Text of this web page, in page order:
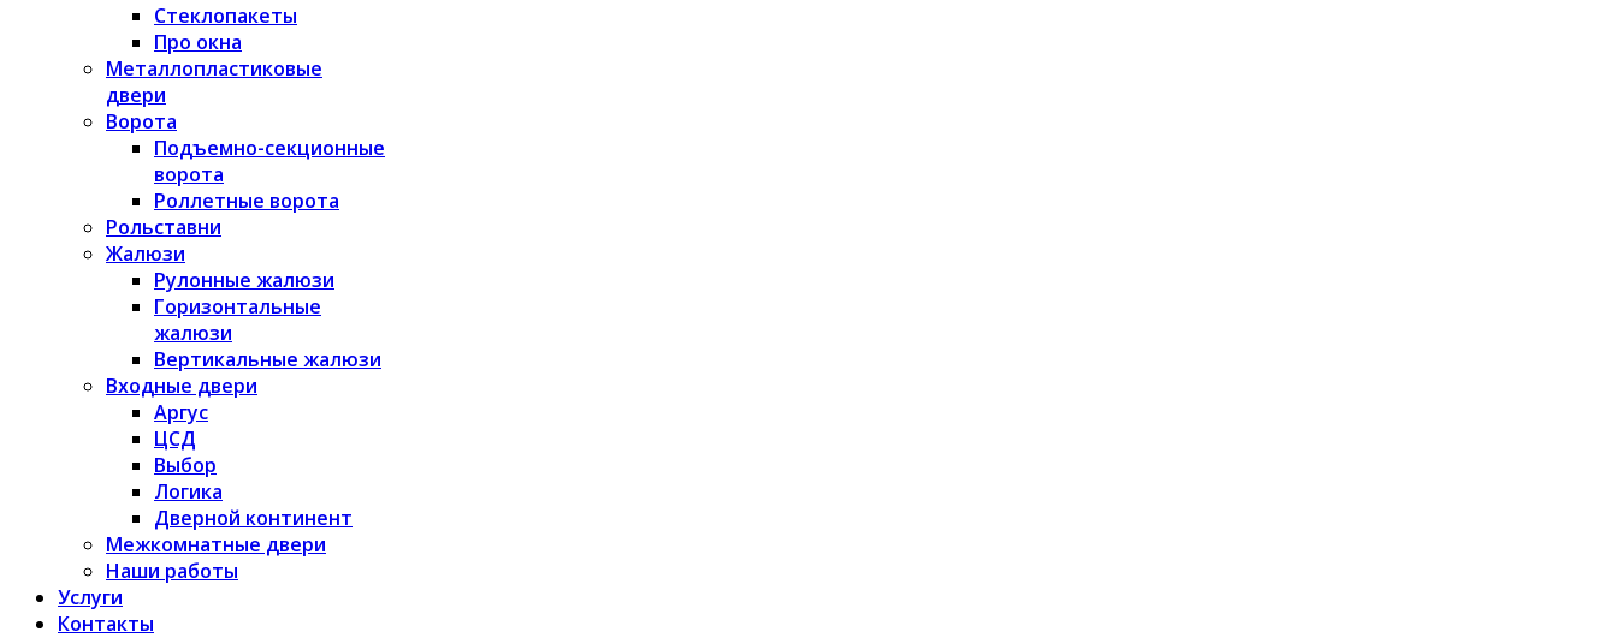
Стеклопакеты
Про окна
Металлопластиковые
двери
Ворота
Подъемно-секционные
ворота
Роллетные ворота
Рольставни
Жалюзи
Рулонные жалюзи
Горизонтальные
жалюзи
Вертикальные жалюзи
Входные двери
Аргус
ЦСД
Выбор
Логика
Дверной континент
Межкомнатные двери
Наши работы
Услуги
Контакты